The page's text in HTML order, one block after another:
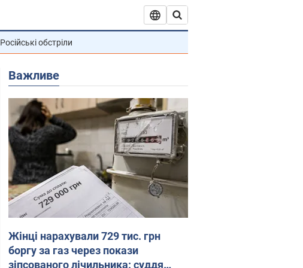
Російські обстріли
Важливе
Жінці нарахували 729 тис. грн
боргу за газ через покази
зіпсованого лічильника: суддя